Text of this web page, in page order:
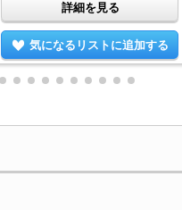
詳細を見る
気になるリストに追加する